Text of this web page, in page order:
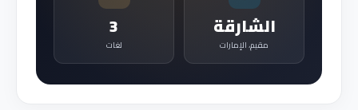
الشارقة
مقيم، الإمارات
3
لغات